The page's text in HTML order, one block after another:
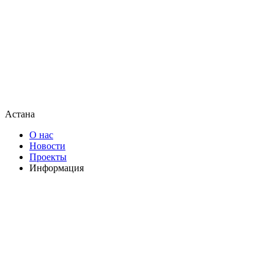
Астана
О нас
Новости
Проекты
Информация